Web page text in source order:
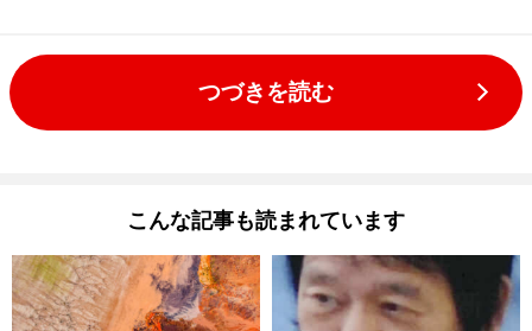
つづきを読む
こんな記事も読まれています